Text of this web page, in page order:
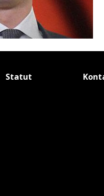
Statut